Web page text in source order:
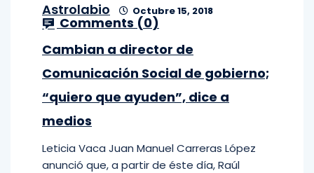
Astrolabio Octubre 15, 2018
Comments (0)
Cambian a director de
Comunicación Social de gobierno;
“quiero que ayuden”, dice a
medios
Leticia Vaca Juan Manuel Carreras López
anunció que, a partir de éste día, Raúl